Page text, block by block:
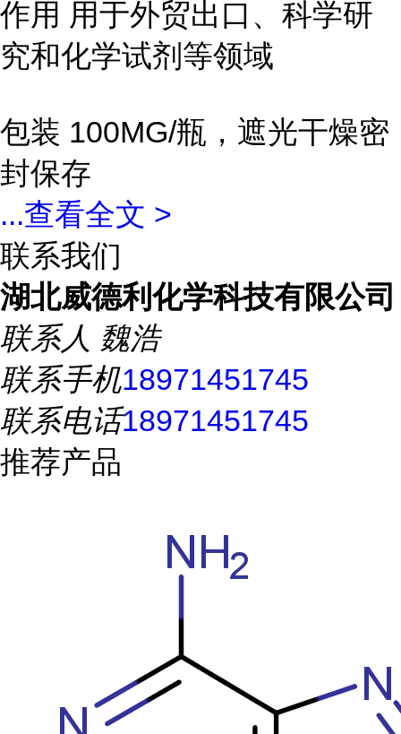
作用 用于外贸出口、科学研
究和化学试剂等领域
包装 100MG/瓶，遮光干燥密
封保存
...查看全文 >
联系我们
湖北威德利化学科技有限公司
联系人 魏浩
联系手机18971451745
联系电话18971451745
推荐产品